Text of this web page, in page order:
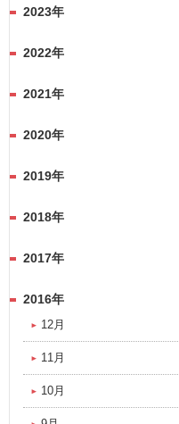
2023年
2022年
2021年
2020年
2019年
2018年
2017年
2016年
12月
11月
10月